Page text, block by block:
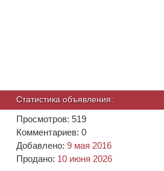
Статистика объявления:
Просмотров: 519
Комментариев: 0
Добавлено: 9 мая 2016
Продано: 10 июня 2026